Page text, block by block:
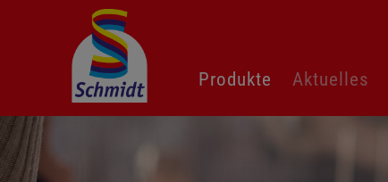
überspringen
Produkte Aktuelles